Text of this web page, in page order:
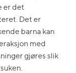
er det
Det er
barna kan
med
gjøres slik